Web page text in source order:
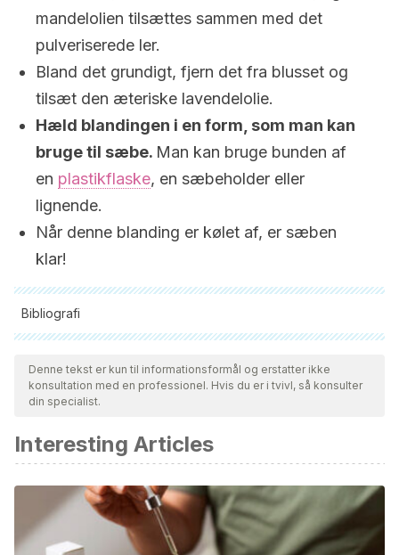
mandelolien tilsættes sammen med det
pulveriserede ler.
Bland det grundigt, fjern det fra blusset og
tilsæt den æteriske lavendelolie.
Hæld blandingen i en form, som man kan
bruge til sæbe. Man kan bruge bunden af
en plastikflaske, en sæbeholder eller
lignende.
Når denne blanding er kølet af, er sæben
klar!
Bibliografi
Alle citerede kilder blev grundigt gennemgået af vores team
for at sikre deres kvalitet, pålidelighed, aktualitet og validitet.
Bibliografien i denne artikel blev betragtet som pålidelig og af
Fluhr, J. W., Darlenski, R., & Surber, C. J. B. J. (2008).
Glycerol and the skin: holistic approach to its origin and
functions.British Journal of Dermatology 159
(1), 23-34.
Available at:https://doi.org/10.1111/j.1365-2133.2008.08643.x
Accessed 16/04/2020.
Denne tekst er kun til informationsformål og erstatter ikke
konsultation med en professionel. Hvis du er i tvivl, så konsulter
din specialist.
Interesting Articles